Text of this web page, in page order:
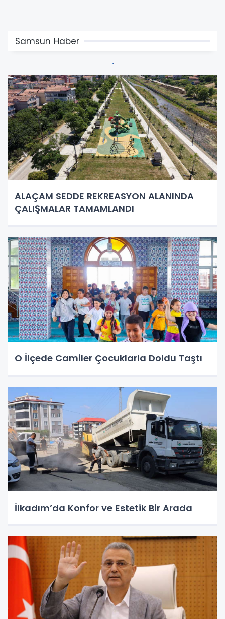
Samsun Haber
ALAÇAM SEDDE REKREASYON ALANINDA
ÇALIŞMALAR TAMAMLANDI
O İlçede Camiler Çocuklarla Doldu Taştı
İlkadım’da Konfor ve Estetik Bir Arada